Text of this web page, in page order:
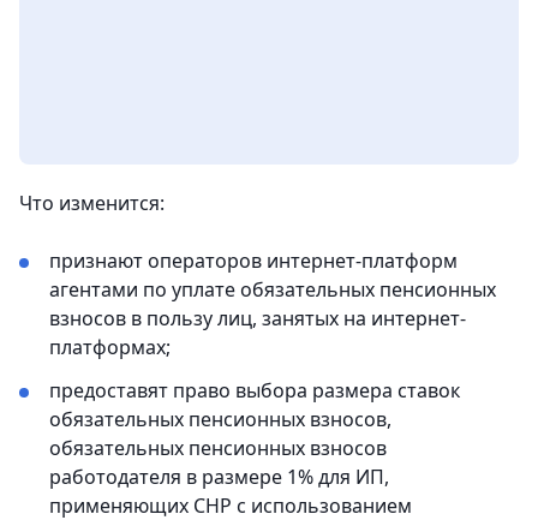
Что изменится:
признают операторов интернет-платформ
агентами по уплате обязательных пенсионных
взносов в пользу лиц, занятых на интернет-
платформах;
предоставят право выбора размера ставок
обязательных пенсионных взносов,
обязательных пенсионных взносов
работодателя в размере 1% для ИП,
применяющих СНР с использованием